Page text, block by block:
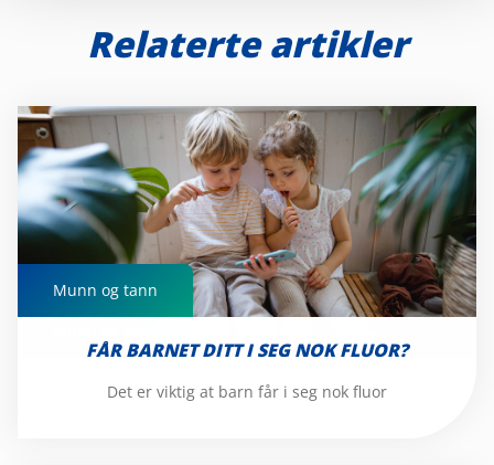
Relaterte artikler
Munn og tann
FÅR BARNET DITT I SEG NOK FLUOR?
Det er viktig at barn får i seg nok fluor